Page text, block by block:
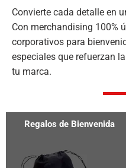
Convierte cada detalle en
Con merchandising 100%
corporativos para
especiales que refuerzan
tu marca.
Regalos de Bienvenida